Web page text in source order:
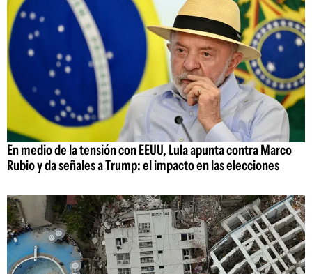
En medio de la tensión con EEUU, Lula apunta contra Marco
Rubio y da señales a Trump: el impacto en las elecciones